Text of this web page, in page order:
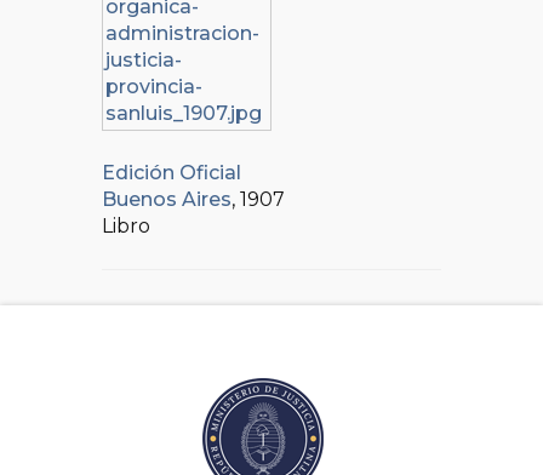
Edición Oficial
Buenos Aires, 1907
Libro